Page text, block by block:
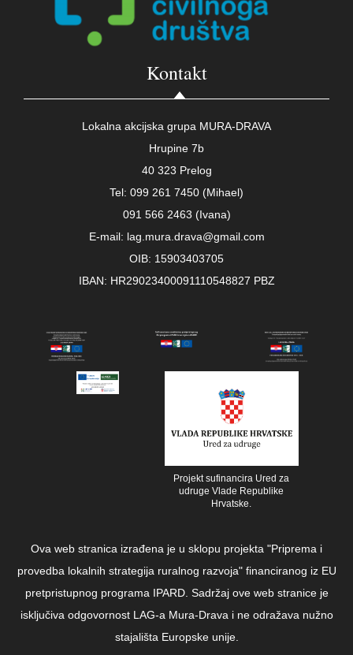
Kontakt
Lokalna akcijska grupa MURA-DRAVA
Hrupine 7b
40 323 Prelog
Tel: 099 261 7450 (Mihael)
091 566 2463 (Ivana)
E-mail: lag.mura.drava@gmail.com
OIB: 15903403705
IBAN: HR29023400091110548827 PBZ
Projekt sufinancira Ured za
udruge Vlade Republike
Hrvatske.
Ova web stranica izrađena je u sklopu projekta "Priprema i
provedba lokalnih strategija ruralnog razvoja" financiranog iz EU
pretpristupnog programa IPARD. Sadržaj ove web stranice je
isključiva odgovornost LAG-a Mura-Drava i ne odražava nužno
stajališta Europske unije.